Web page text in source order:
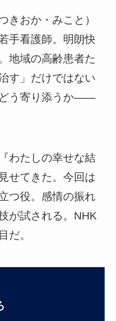
きおか・みこと）
手看護師。明朗快
地域の高齢患者た
す」だけではない
う寄り添うか——
わたしの幸せな結
せてきた。今回は
つ役。感情の振れ
が試される。NHK
だ。